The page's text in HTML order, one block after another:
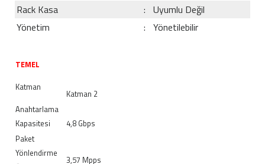
Rack Kasa
: Uyumlu Değil
Yönetim
: Yönetilebilir
TEMEL
Katman
Katman 2
Anahtarlama
Kapasitesi
4,8 Gbps
Paket
Yönlendirme
3,57 Mpps